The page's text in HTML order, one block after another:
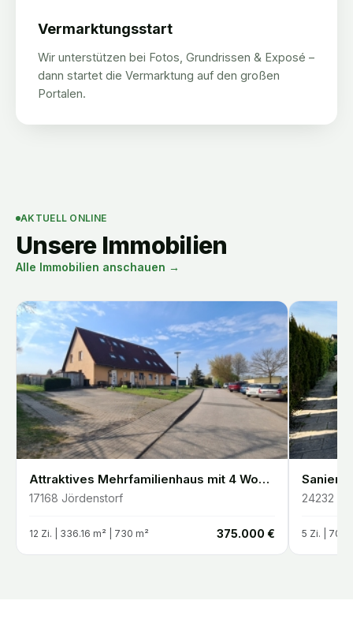
Vermarktungsstart
Wir unterstützen bei Fotos, Grundrissen & Exposé –
dann startet die Vermarktung auf den großen
Portalen.
AKTUELL ONLINE
Unsere Immobilien
Alle Immobilien anschauen →
Attraktives Mehrfamilienhaus mit 4 Wohneinheiten Vollvermietet & gepflegt
17168 Jördenstorf
12 Zi. | 336.16 m² | 730 m² 375.000 €
24232
5 Zi. | 70